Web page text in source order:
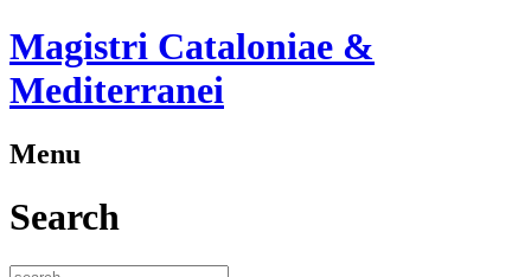
Magistri Cataloniae &
Mediterranei
Menu
Search